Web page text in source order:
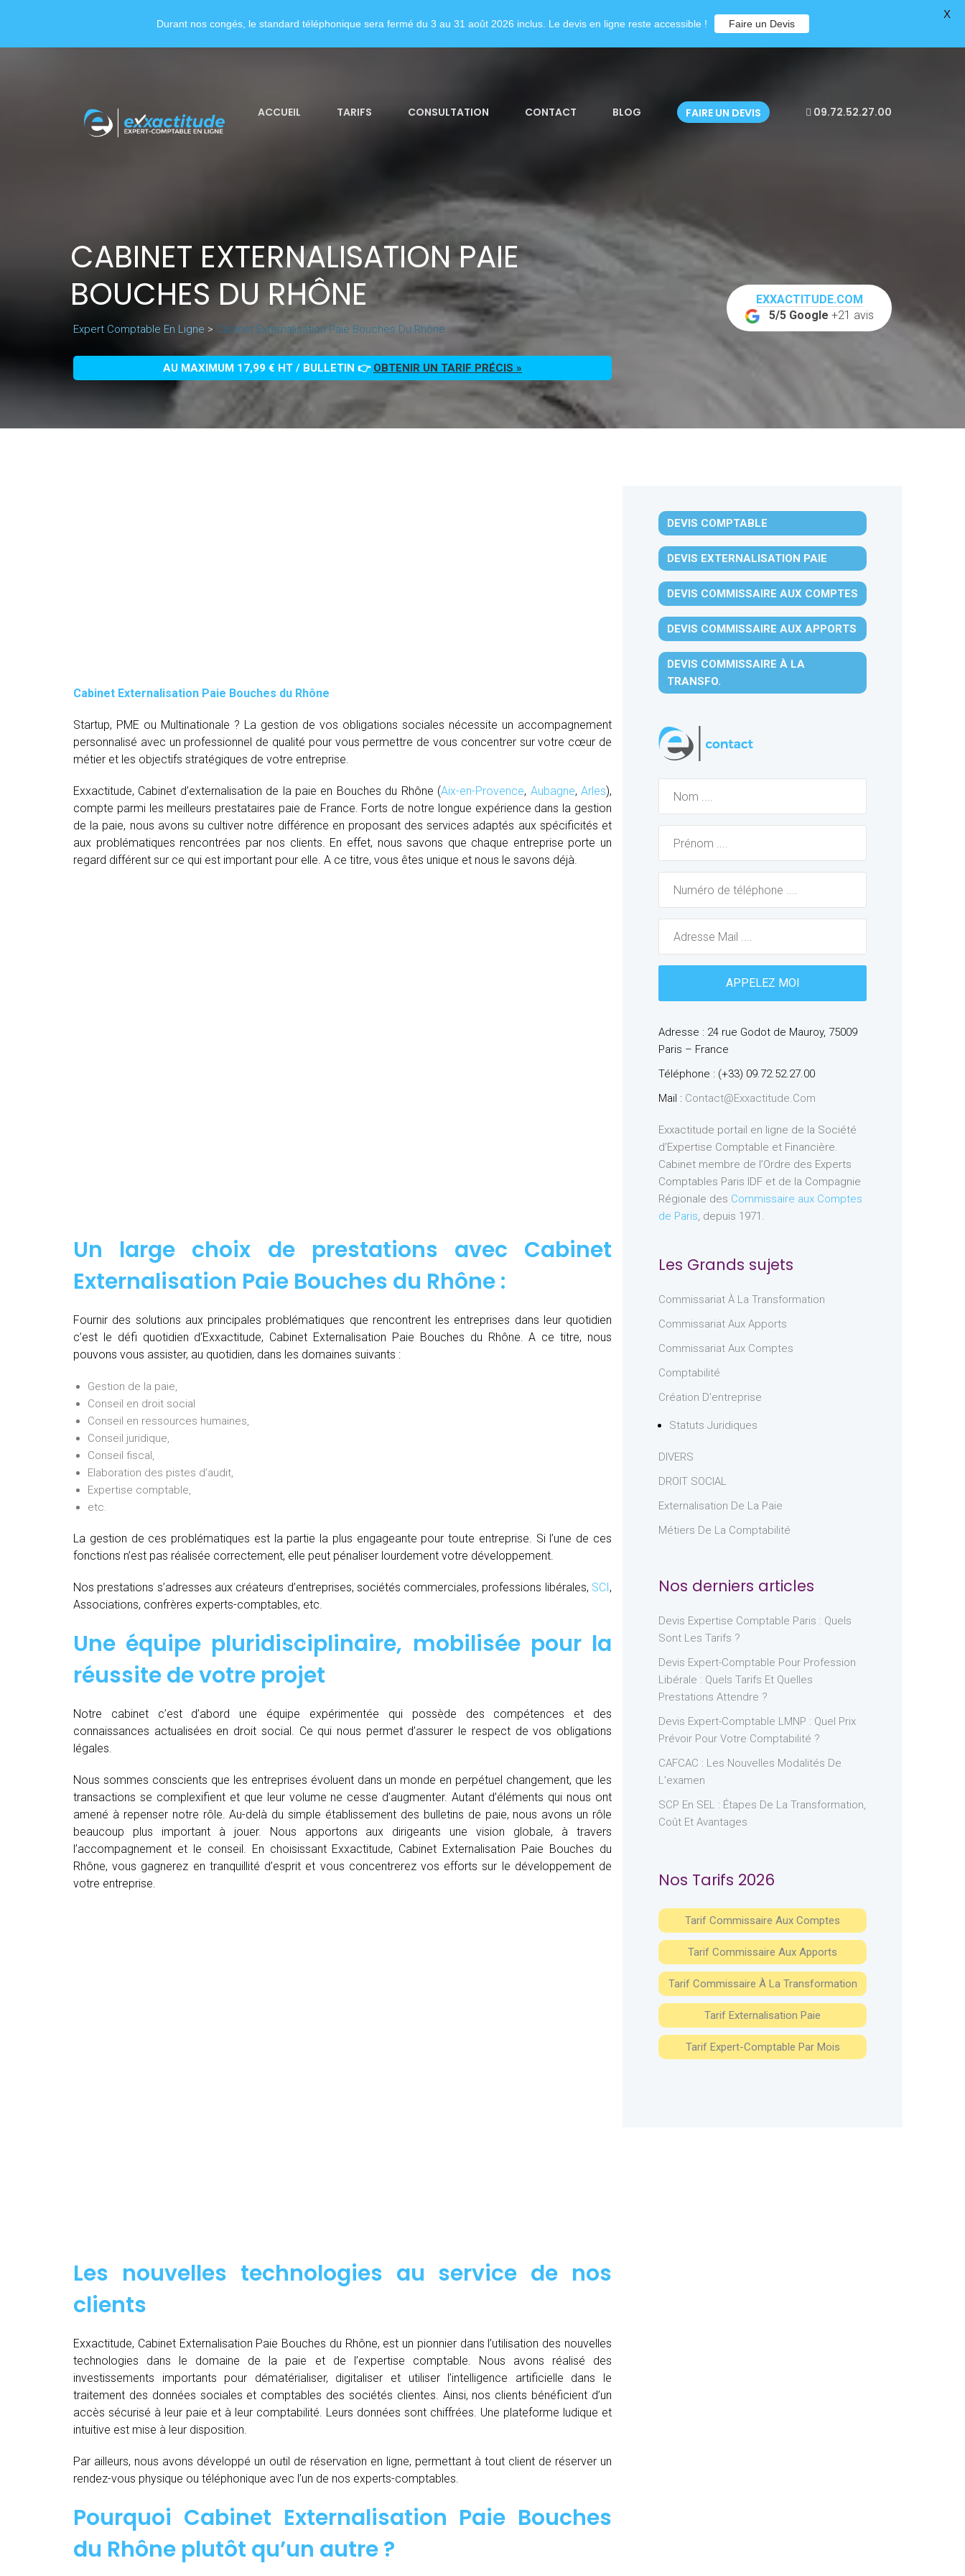
ACCUEIL TARIFS CONSULTATION CONTACT BLOG FAIRE UN DEVIS 09.72.52.27.00
CABINET EXTERNALISATION PAIE
BOUCHES DU RHÔNE
Expert Comptable En Ligne > Cabinet Externalisation Paie Bouches Du Rhône
AU MAXIMUM 17,99 € HT / BULLETIN 👉 OBTENIR UN TARIF PRÉCIS »
EXXACTITUDE.COM
5/5 Google +21 avis
Cabinet Externalisation Paie Bouches du Rhône
Startup, PME ou Multinationale ? La gestion de vos obligations sociales nécessite un accompagnement
personnalisé avec un professionnel de qualité pour vous permettre de vous concentrer sur votre cœur de
métier et les objectifs stratégiques de votre entreprise.
Exxactitude, Cabinet d’externalisation de la paie en Bouches du Rhône (Aix-en-Provence, Aubagne,Arles),
compte parmi les meilleurs prestataires paie de France. Forts de notre longue expérience dans la gestion
de la paie, nous avons su cultiver notre différence en proposant des services adaptés aux spécificités et
aux problématiques rencontrées par nos clients. En effet, nous savons que chaque entreprise porte un
regard différent sur ce qui est important pour elle. A ce titre, vous êtes unique et nous le savons déjà.
Un large choix de prestations avec Cabinet
Externalisation Paie Bouches du Rhône :
Fournir des solutions aux principales problématiques que rencontrent les entreprises dans leur quotidien
c’est le défi quotidien d’Exxactitude, Cabinet Externalisation Paie Bouches du Rhône. A ce titre, nous
pouvons vous assister, au quotidien, dans les domaines suivants :
Gestion de la paie,
Conseil en droit social
Conseil en ressources humaines,
Conseil juridique,
Conseil fiscal,
Elaboration des pistes d’audit,
Expertise comptable,
etc.
La gestion de ces problématiques est la partie la plus engageante pour toute entreprise. Si l’une de ces
fonctions n’est pas réalisée correctement, elle peut pénaliser lourdement votre développement.
Nos prestations s’adresses aux créateurs d’entreprises, sociétés commerciales, professions libérales, SCI,
Associations, confrères experts-comptables, etc.
Une équipe pluridisciplinaire, mobilisée pour la
réussite de votre projet
Notre cabinet c’est d’abord une équipe expérimentée qui possède des compétences et des
connaissances actualisées en droit social. Ce qui nous permet d’assurer le respect de vos obligations
légales.
Nous sommes conscients que les entreprises évoluent dans un monde en perpétuel changement, que les
transactions se complexifient et que leur volume ne cesse d’augmenter. Autant d’éléments qui nous ont
amené à repenser notre rôle. Au-delà du simple établissement des bulletins de paie, nous avons un rôle
beaucoup plus important à jouer. Nous apportons aux dirigeants une vision globale, à travers
l’accompagnement et le conseil. En choisissant Exxactitude, Cabinet Externalisation Paie Bouches du
Rhône, vous gagnerez en tranquillité d’esprit et vous concentrerez vos efforts sur le développement de
votre entreprise.
Les nouvelles technologies au service de nos
clients
Exxactitude, Cabinet Externalisation Paie Bouches du Rhône, est un pionnier dans l’utilisation des nouvelles
technologies dans le domaine de la paie et de l’expertise comptable. Nous avons réalisé des
investissements importants pour dématérialiser, digitaliser et utiliser l’intelligence artificielle dans le
traitement des données sociales et comptables des sociétés clientes. Ainsi, nos clients bénéficient d’un
accès sécurisé à leur paie et à leur comptabilité. Leurs données sont chiffrées. Une plateforme ludique et
intuitive est mise à leur disposition.
Par ailleurs, nous avons développé un outil de réservation en ligne, permettant à tout client de réserver un
rendez-vous physique ou téléphonique avec l’un de nos experts-comptables.
Pourquoi Cabinet Externalisation Paie Bouches
du Rhône plutôt qu’un autre ?
DEVIS COMPTABLE
DEVIS EXTERNALISATION PAIE
DEVIS COMMISSAIRE AUX COMPTES
DEVIS COMMISSAIRE AUX APPORTS
DEVIS COMMISSAIRE À LA
TRANSFO.
Adresse : 24 rue Godot de Mauroy, 75009
Paris – France
Téléphone : (+33) 09.72.52.27.00
Mail : Contact@exxactitude.com
Exxactitude portail en ligne de la Société
d’Expertise Comptable et Financière.
Cabinet membre de l’Ordre des Experts
Comptables Paris IDF et de la Compagnie
Régionale des Commissaire aux Comptes
de Paris, depuis 1971.
Les Grands sujets
Commissariat À La Transformation
Commissariat Aux Apports
Commissariat Aux Comptes
Comptabilité
Création D'entreprise
Statuts Juridiques
DIVERS
DROIT SOCIAL
Externalisation De La Paie
Métiers De La Comptabilité
Nos derniers articles
Devis Expertise Comptable Paris : Quels
Sont Les Tarifs ?
Devis Expert-Comptable Pour Profession
Libérale : Quels Tarifs Et Quelles
Prestations Attendre ?
Devis Expert-Comptable LMNP : Quel Prix
Prévoir Pour Votre Comptabilité ?
CAFCAC : Les Nouvelles Modalités De
L’examen
SCP En SEL : Étapes De La Transformation,
Coût Et Avantages
Nos Tarifs 2026
Tarif Commissaire Aux Comptes
Tarif Commissaire Aux Apports
Tarif Commissaire À La Transformation
Tarif Externalisation Paie
Tarif Expert-Comptable Par Mois
Durant nos congés, le standard téléphonique sera fermé du 3 au 31 août 2026 inclus. Le devis en ligne reste accessible ! Faire un Devis
X